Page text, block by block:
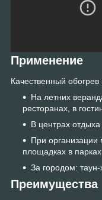
Применение
Качественный обогрев
На летних
ресторанах, в
В центрах
При организации
площадках в
За городом:
Преимущества